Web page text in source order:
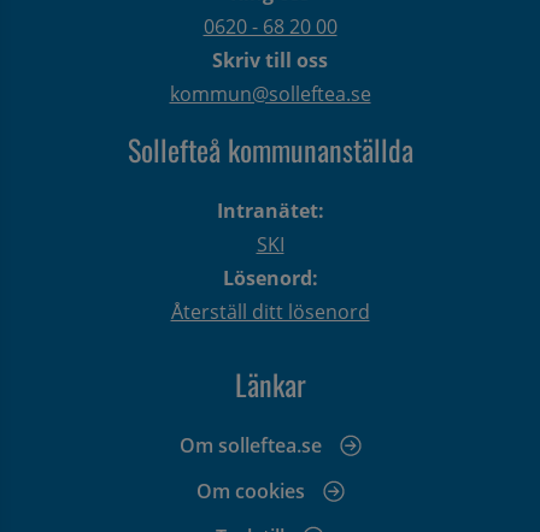
0620 - 68 20 00
Skriv till oss
kommun@solleftea.se
Sollefteå kommunanställda
Intranätet:
SKI
Lösenord:
Återställ ditt lösenord
Länkar
Om solleftea.se
Om cookies